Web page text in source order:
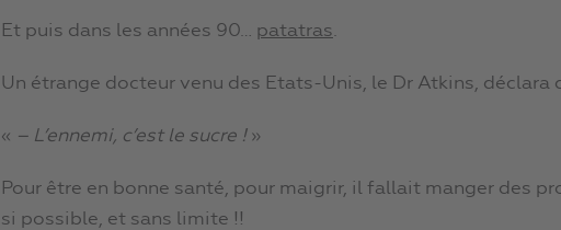
Et puis dans les années 90… patatras.
Un étrange docteur venu des Etats-Unis, le Dr Atkins, déclara
« – L’ennemi, c’est le sucre !»
Pour être en bonne santé, pour maigrir, il fallait manger des
si possible, et sans limite !!